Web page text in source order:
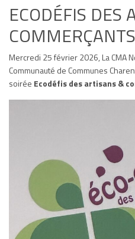
ECODÉFIS DES
Mercredi 25 février 2026, La CMA
Communauté de Communes
soirée Ecodéfis des artisans &